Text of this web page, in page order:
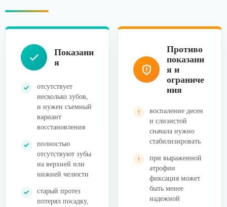
Показани
я
отсутствует
несколько зубов,
и нужен съемный
вариант
восстановления
полностью
отсутствуют зубы
на верхней или
нижней челюсти
старый протез
потерял посадку,
Противо
показани
я и
ограниче
ния
воспаление десен
и слизистой
сначала нужно
стабилизировать
при выраженной
атрофии
фиксация может
быть менее
надежной